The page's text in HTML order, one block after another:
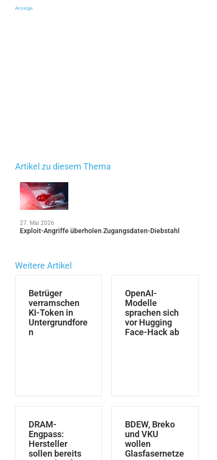
Anzeige
Artikel zu diesem Thema
27. Mai 2026
Exploit-Angriffe überholen Zugangsdaten-Diebstahl
Weitere Artikel
Betrüger
verramschen
KI-Token in
Untergrundfore
n
OpenAI-
Modelle
sprachen sich
vor Hugging
Face-Hack ab
DRAM-
Engpass:
Hersteller
sollen bereits
BDEW, Breko
und VKU
wollen
Glasfasernetze